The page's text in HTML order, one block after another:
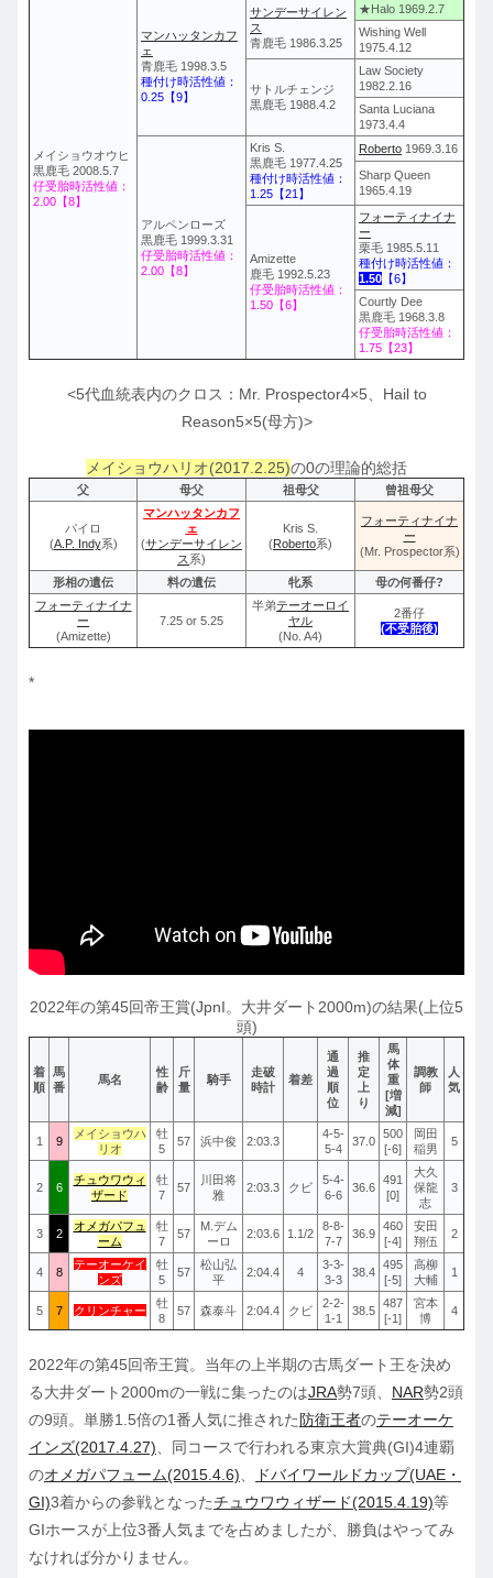
メイショウオウヒ
黒鹿毛 2008.5.7
仔受胎時活性値：
2.00【8】
マンハッタンカフ
ェ
青鹿毛 1998.3.5
種付け時活性値：
0.25【9】
サンデーサイレン
ス
青鹿毛 1986.3.25
★Halo 1969.2.7
Wishing Well
1975.4.12
サトルチェンジ
黒鹿毛 1988.4.2
Law Society
1982.2.16
Santa Luciana
1973.4.4
アルペンローズ
黒鹿毛 1999.3.31
仔受胎時活性値：
2.00【8】
Kris S.
黒鹿毛 1977.4.25
種付け時活性値：
1.25【21】
Roberto 1969.3.16
Sharp Queen
1965.4.19
Amizette
鹿毛 1992.5.23
仔受胎時活性値：
1.50【6】
フォーティナイナ
ー
栗毛 1985.5.11
種付け時活性値：
1.50 【6】
Courtly Dee
黒鹿毛 1968.3.8
仔受胎時活性値：
1.75【23】
<5代血統表内のクロス：Mr. Prospector4×5、Hail to
Reason5×5(母方)>
メイショウハリオ(2017.2.25)の0の理論的総括
父 母父 祖母父 曾祖母父
パイロ
(A.P. Indy系)
マンハッタンカフ
ェ
(サンデーサイレン
ス 系)
Kris S.
(Roberto系)
フォーティナイナ
ー
(Mr. Prospector系)
形相の遺伝 料の遺伝 牝系
母の何番仔?
フォーティナイナ
ー
(Amizette)
7.25 or 5.25
半弟テーオーロイ
ヤル
(No. A4)
2番仔
(不受胎後)
*
2022年の第45回帝王賞(JpnI。大井ダート2000m)の結果(上位5
頭)
着
順
馬
番
馬名
性
齢
斤
量
騎手
走破
時計
着差
通
過
順
位
推
定
上
り
馬
体
重
[増
減]
調教
師
人
気
1 9
メイショウハ
リオ
牡
5
57 浜中俊 2:03.3
4-5-
5-4
37.0
500
[-6]
岡田
稲男
5
2 6
チュウワウィ
ザード
牡
7
57
川田将
雅
2:03.3 クビ
5-4-
6-6
36.6
491
[0]
大久
保龍
志
3
3 2
オメガパフュ
ーム
牡
7
57
M.デム
ーロ
2:03.6 1.1/2
8-8-
7-7
36.9
460
[-4]
安田
翔伍
2
4 8
テーオーケイ
ンズ
牡
5
57
松山弘
平
2:04.4 4
3-3-
3-3
38.4
495
[-5]
高柳
大輔
1
5 7 クリンチャー
牡
8
57 森泰斗 2:04.4 クビ
2-2-
1-1
38.5
487
[-1]
宮本
博
4
2022年の第45回帝王賞。当年の上半期の古馬ダート王を決め
る大井ダート2000mの一戦に集ったのはJRA勢7頭、 NAR勢2頭
の9頭。単勝1.5倍の1番人気に推された防衛王者のテーオーケ
インズ(2017.4.27)、同コースで行われる東京大賞典(GI)4連覇
のオメガパフューム(2015.4.6)、
ドバイワールドカップ(UAE・
GI)3着からの参戦となったチュウワウィザード(2015.4.19)等
GIホースが上位3番人気までを占めましたが、勝負はやってみ
なければ分かりません。